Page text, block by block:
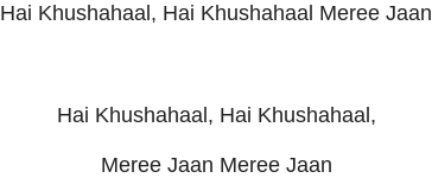
Hai Khushahaal, Hai Khushahaal Meree Jaan
Hai Khushahaal, Hai Khushahaal,
Meree Jaan Meree Jaan